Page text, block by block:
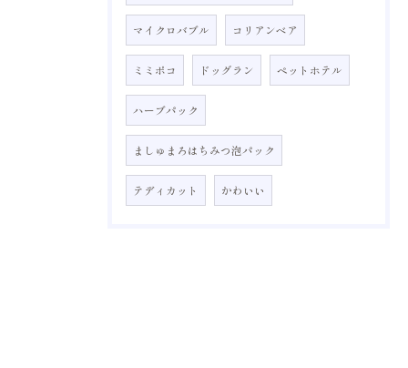
マイクロバブル コリアンベア
ミミポコ ドッグラン ペットホテル
ハーブパック
ましゅまろはちみつ泡パック
テディカット かわいい